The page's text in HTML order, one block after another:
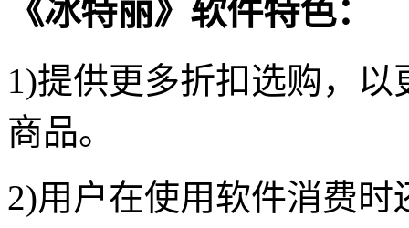
《冰特丽》软件特色：
1)提供更多折扣选购，
商品。
2)用户在使用软件消费